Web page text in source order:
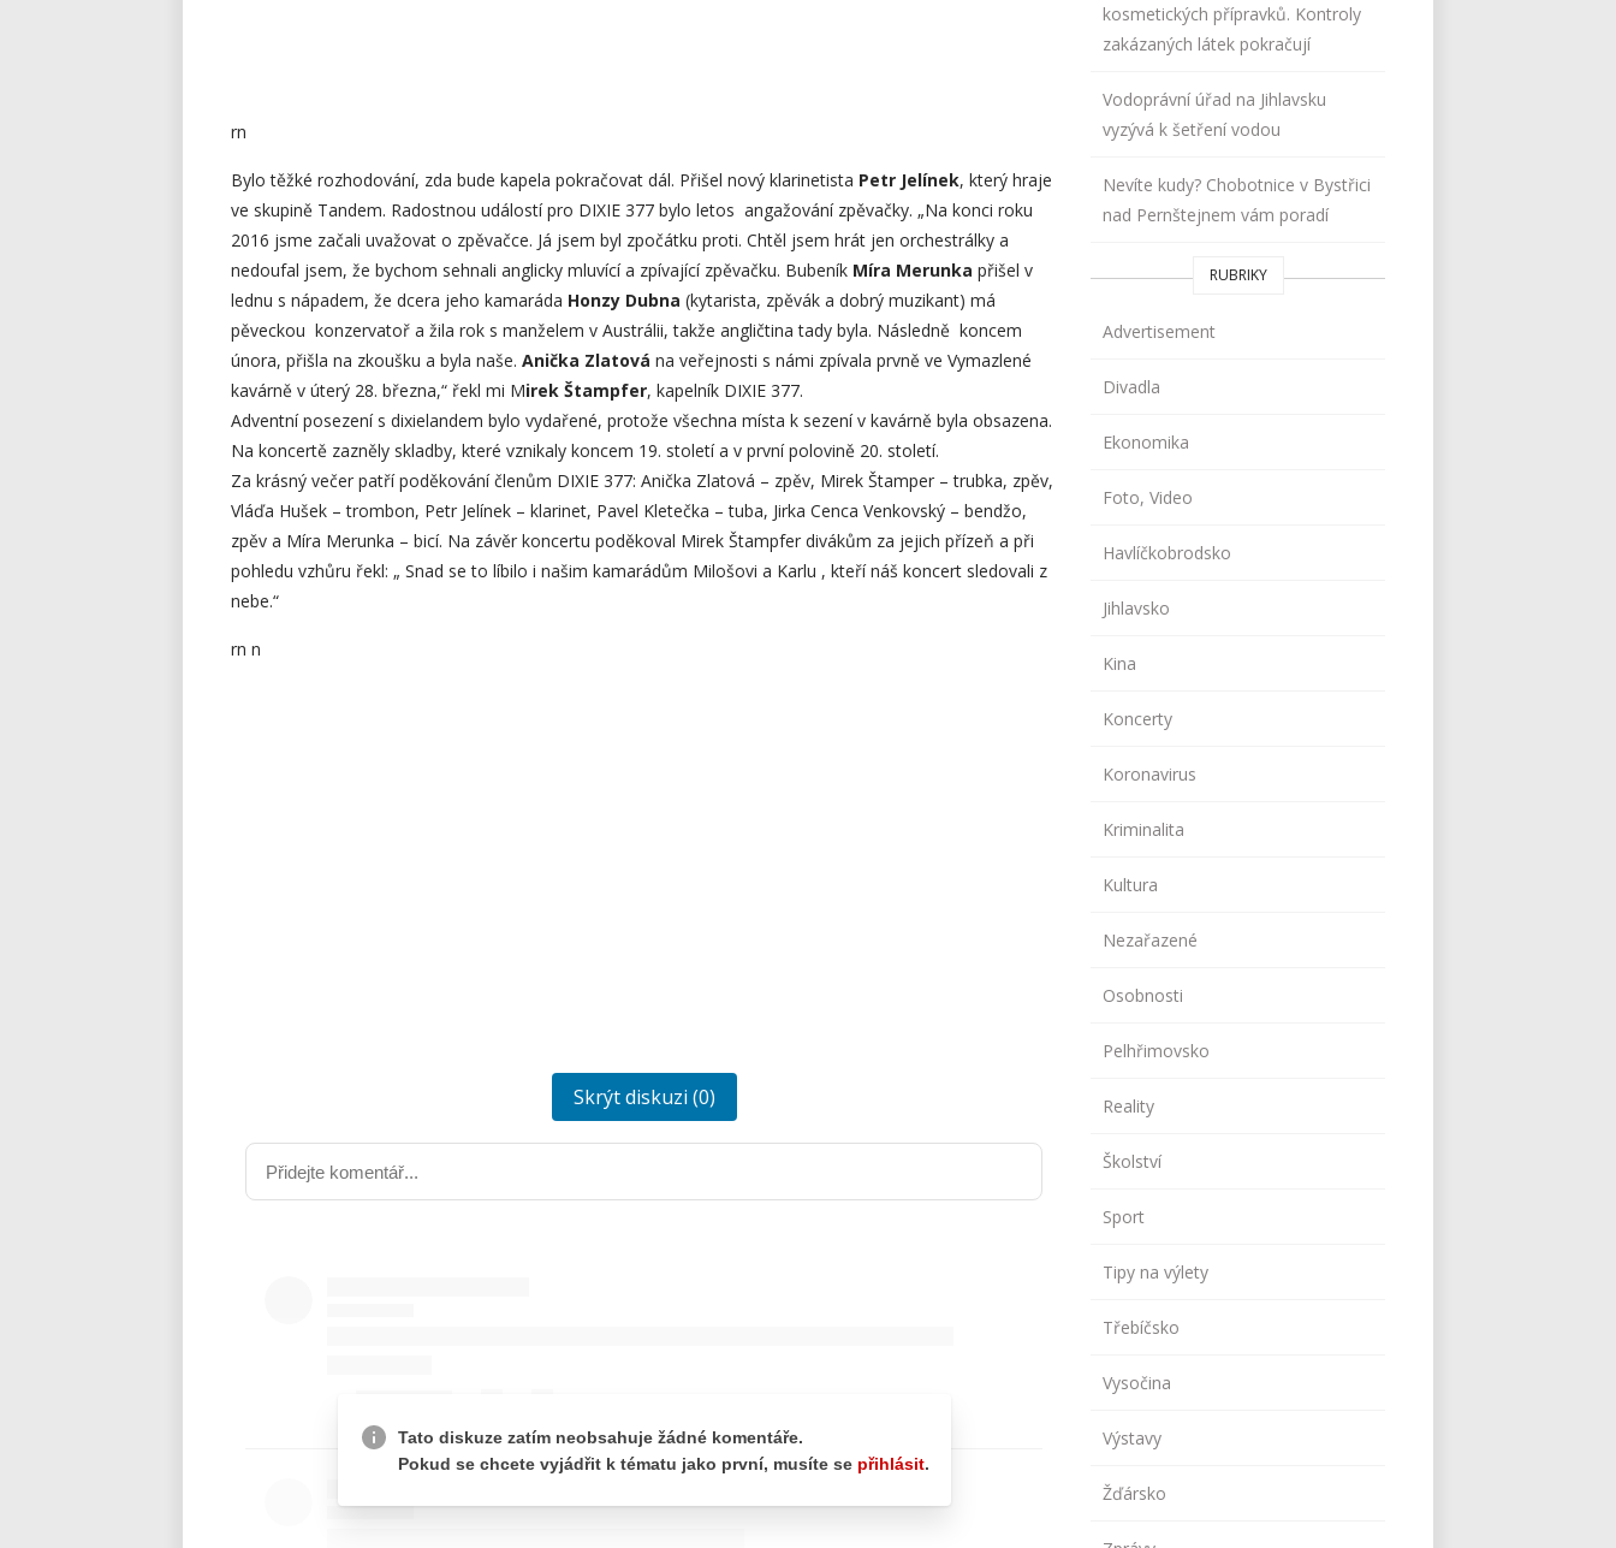
rn
Bylo těžké rozhodování, zda bude kapela pokračovat dál. Přišel nový klarinetista Petr Jelínek, který hraje
ve skupině Tandem. Radostnou událostí pro DIXIE 377 bylo letos angažování zpěvačky. „Na konci roku
2016 jsme začali uvažovat o zpěvačce. Já jsem byl zpočátku proti. Chtěl jsem hrát jen orchestrálky a
nedoufal jsem, že bychom sehnali anglicky mluvící a zpívající zpěvačku. Bubeník Míra Merunka přišel v
lednu s nápadem, že dcera jeho kamaráda Honzy Dubna (kytarista, zpěvák a dobrý muzikant) má
pěveckou konzervatoř a žila rok s manželem v Austrálii, takže angličtina tady byla. Následně koncem
února, přišla na zkoušku a byla naše. Anička Zlatová na veřejnosti s námi zpívala prvně ve Vymazlené
kavárně v úterý 28. března,“ řekl mi Mirek Štampfer, kapelník DIXIE 377.
Adventní posezení s dixielandem bylo vydařené, protože všechna místa k sezení v kavárně byla obsazena.
Na koncertě zazněly skladby, které vznikaly koncem 19. století a v první polovině 20. století.
Za krásný večer patří poděkování členům DIXIE 377: Anička Zlatová – zpěv, Mirek Štamper – trubka, zpěv,
Vláďa Hušek – trombon, Petr Jelínek – klarinet, Pavel Kletečka – tuba, Jirka Cenca Venkovský – bendžo,
zpěv a Míra Merunka – bicí. Na závěr koncertu poděkoval Mirek Štampfer divákům za jejich přízeň a při
pohledu vzhůru řekl: „ Snad se to líbilo i našim kamarádům Milošovi a Karlu , kteří náš koncert sledovali z
nebe.“
rn n
Skrýt diskuzi (0)
kosmetických přípravků. Kontroly
zakázaných látek pokračují
Vodoprávní úřad na Jihlavsku
vyzývá k šetření vodou
Nevíte kudy? Chobotnice v Bystřici
nad Pernštejnem vám poradí
RUBRIKY
Advertisement
Divadla
Ekonomika
Foto, Video
Havlíčkobrodsko
Jihlavsko
Kina
Koncerty
Koronavirus
Kriminalita
Kultura
Nezařazené
Osobnosti
Pelhřimovsko
Reality
Školství
Sport
Tipy na výlety
Třebíčsko
Vysočina
Výstavy
Žďársko